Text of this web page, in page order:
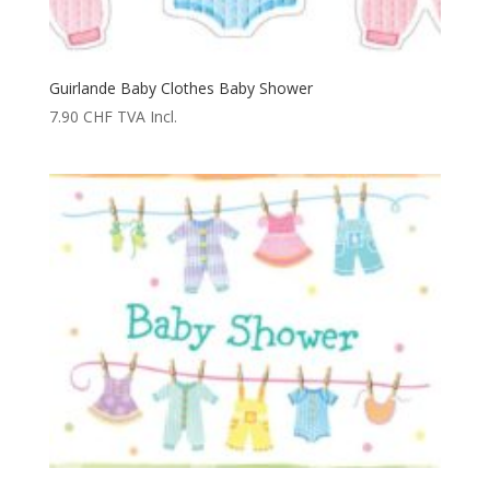
Guirlande Baby Clothes Baby Shower
7.90 CHF TVA Incl.